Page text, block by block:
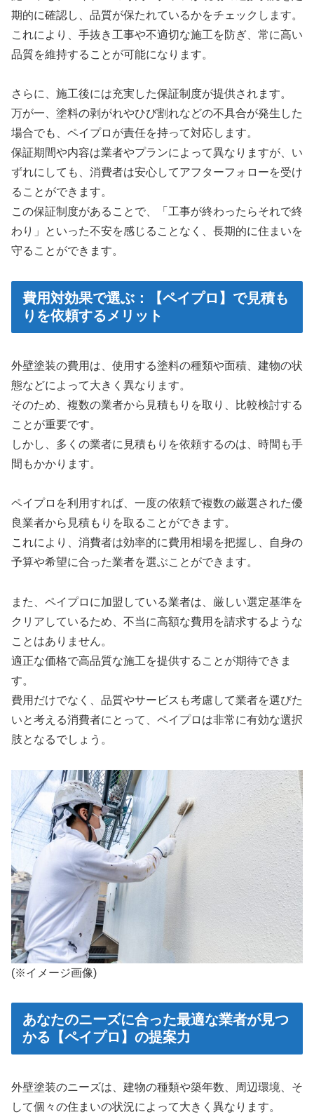
期的に確認し、品質が保たれているかをチェックします。
これにより、手抜き工事や不適切な施工を防ぎ、常に高い
品質を維持することが可能になります。
さらに、施工後には充実した保証制度が提供されます。
万が一、塗料の剥がれやひび割れなどの不具合が発生した
場合でも、ペイプロが責任を持って対応します。
保証期間や内容は業者やプランによって異なりますが、い
ずれにしても、消費者は安心してアフターフォローを受け
ることができます。
この保証制度があることで、「工事が終わったらそれで終
わり」といった不安を感じることなく、長期的に住まいを
守ることができます。
費用対効果で選ぶ：【ペイプロ】で見積も
りを依頼するメリット
外壁塗装の費用は、使用する塗料の種類や面積、建物の状
態などによって大きく異なります。
そのため、複数の業者から見積もりを取り、比較検討する
ことが重要です。
しかし、多くの業者に見積もりを依頼するのは、時間も手
間もかかります。
ペイプロを利用すれば、一度の依頼で複数の厳選された優
良業者から見積もりを取ることができます。
これにより、消費者は効率的に費用相場を把握し、自身の
予算や希望に合った業者を選ぶことができます。
また、ペイプロに加盟している業者は、厳しい選定基準を
クリアしているため、不当に高額な費用を請求するような
ことはありません。
適正な価格で高品質な施工を提供することが期待できま
す。
費用だけでなく、品質やサービスも考慮して業者を選びた
いと考える消費者にとって、ペイプロは非常に有効な選択
肢となるでしょう。
(※イメージ画像)
あなたのニーズに合った最適な業者が見つ
かる【ペイプロ】の提案力
外壁塗装のニーズは、建物の種類や築年数、周辺環境、そ
して個々の住まいの状況によって大きく異なります。